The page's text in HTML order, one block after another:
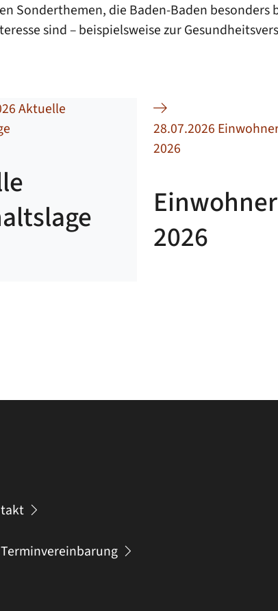
Sonderthemen, die Baden-Baden
sind – beispielsweise zur
Aktuelle
28.07.2026
2026
2026